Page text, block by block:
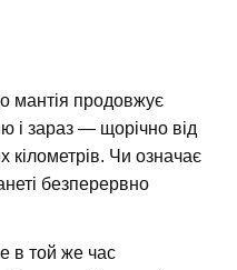
мантія продовжує
і зараз — щорічно від
кілометрів. Чи означає
безперервно
в той же час